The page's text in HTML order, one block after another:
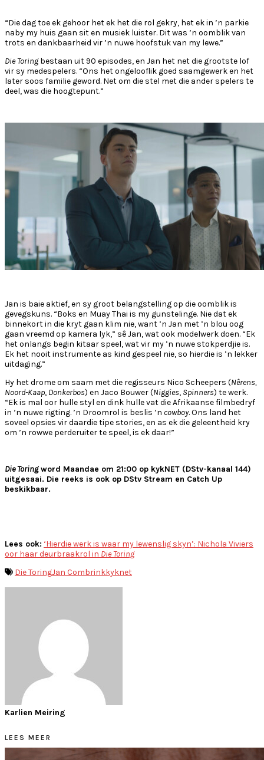
“Die dag toe ek gehoor het ek het die rol gekry, het ek in ’n parkie
naby my huis gaan sit en musiek luister. Dit was ’n oomblik van
trots en dankbaarheid vir ’n nuwe hoofstuk van my lewe.”
Die Toringbestaan uit 90 episodes, en Jan het net die grootste lof
vir sy medespelers. “Ons het ongelooflik goed saamgewerk en het
later soos familie geword. Net om die stel met die ander spelers te
deel, was die hoogtepunt.”
Jan is baie aktief, en sy groot belangstelling op die oomblik is
gevegskuns. “Boks en Muay Thai is my gunstelinge. Nie dat ek
binnekort in die kryt gaan klim nie, want ’n Jan met ’n blou oog
gaan vreemd op kamera lyk,” sê Jan, wat ook modelwerk doen. “Ek
het onlangs begin kitaar speel, wat vir my ’n nuwe stokperdjie is.
Ek het nooit instrumente as kind gespeel nie, so hierdie is ’n lekker
uitdaging.”
Hy het drome om saam met die regisseurs Nico Scheepers (Nêrens,
Noord-Kaap, Donkerbos) en Jaco Bouwer (Niggies, Spinners) te werk.
“Ek is mal oor hulle styl en dink hulle vat die Afrikaanse filmbedryf
in ’n nuwe rigting. ’n Droomrol is beslis ’n cowboy. Ons land het
soveel opsies vir daardie tipe stories, en as ek die geleentheid kry
om ’n rowwe perderuiter te speel, is ek daar!”
Die Toringword Maandae om 21:00 op kykNET (DStv-kanaal 144)
uitgesaai. Die reeks is ook op DStv Stream en Catch Up
beskikbaar.
Lees ook: ‘Hierdie werk is waar my lewenslig skyn’: Nichola Viviers
oor haar deurbraakrol in Die Toring
Die ToringJan Combrinkkyknet
Karlien Meiring
LEES MEER